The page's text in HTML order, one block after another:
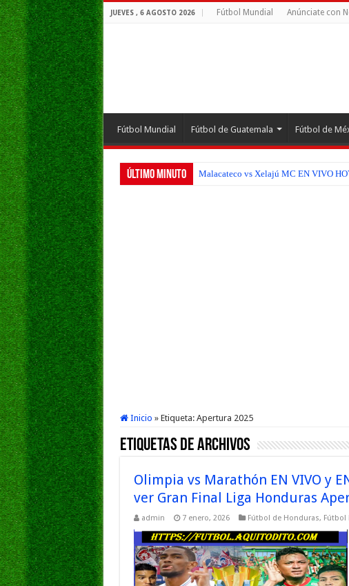
JUEVES , 6 AGOSTO 2026 Fútbol Mundial Anúnciate con
Fútbol Mundial Fútbol de Guatemala Fútbol de
Último Minuto Malacateco vs Xelajú MC EN VIVO
Verdes FC vs Municipal EN VIVO
Inicio » Etiqueta: Apertura 2025
Etiquetas de Archivos
Olimpia vs Marathón EN VIVO y
ver Gran Final Liga Honduras
admin 7 enero, 2026 Fútbol de Honduras, Fútbol